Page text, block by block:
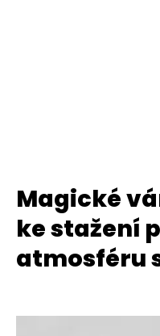
Magické
ke stažení
atmosféru